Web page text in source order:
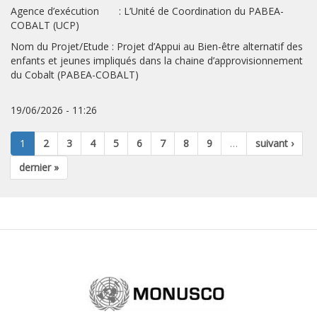
Agence d’exécution : L’Unité de Coordination du PABEA-
COBALT (UCP)
Nom du Projet/Etude : Projet d’Appui au Bien-être alternatif des
enfants et jeunes impliqués dans la chaine d’approvisionnement
du Cobalt (PABEA-COBALT)
19/06/2026 - 11:26
1 2 3 4 5 6 7 8 9 …
suivant ›
dernier »